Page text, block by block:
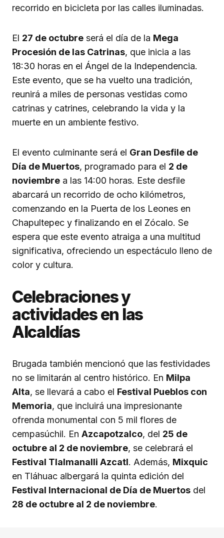
recorrido en bicicleta por las calles iluminadas.
El 27 de octubre será el día de la Mega
Procesión de las Catrinas, que inicia a las
18:30 horas en el Ángel de la Independencia.
Este evento, que se ha vuelto una tradición,
reunirá a miles de personas vestidas como
catrinas y catrines, celebrando la vida y la
muerte en un ambiente festivo.
El evento culminante será el Gran Desfile de
Día de Muertos, programado para el 2 de
noviembre a las 14:00 horas. Este desfile
abarcará un recorrido de ocho kilómetros,
comenzando en la Puerta de los Leones en
Chapultepec y finalizando en el Zócalo. Se
espera que este evento atraiga a una multitud
significativa, ofreciendo un espectáculo lleno de
color y cultura.
Celebraciones y
actividades en las
Alcaldías
Brugada también mencionó que las festividades
no se limitarán al centro histórico. En Milpa
Alta, se llevará a cabo el Festival Pueblos con
Memoria, que incluirá una impresionante
ofrenda monumental con 5 mil flores de
cempasúchil. En Azcapotzalco, del 25 de
octubre al 2 de noviembre, se celebrará el
Festival Tlalmanalli Azcatl. Además, Mixquic
en Tláhuac albergará la quinta edición del
Festival Internacional de Día de Muertos del
28 de octubre al 2 de noviembre.